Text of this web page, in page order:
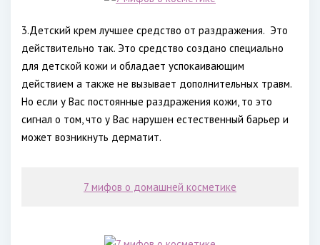
3.Детский крем лучшее средство от раздражения. Это
действительно так. Это средство создано специально
для детской кожи и обладает успокаивающим
действием а также не вызывает дополнительных травм.
Но если у Вас постоянные раздражения кожи, то это
сигнал о том, что у Вас нарушен естественный барьер и
может возникнуть дерматит.
7 мифов о домашней косметике